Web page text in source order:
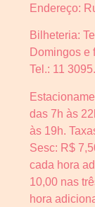
Endereço:
Bilheteria:
Domingos e
Tel.: 11
das 7h às
às 19h.
Sesc: R$
cada hora
10,00 nas
hora